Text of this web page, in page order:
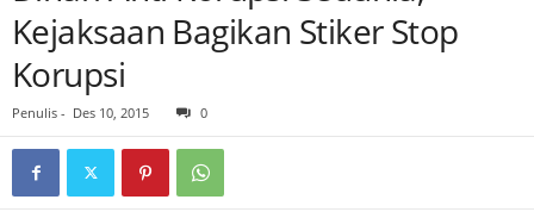
Kejaksaan Bagikan Stiker Stop
Korupsi
Penulis - Des 10, 2015 0